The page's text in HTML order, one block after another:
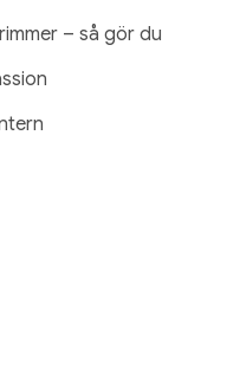
– så gör du